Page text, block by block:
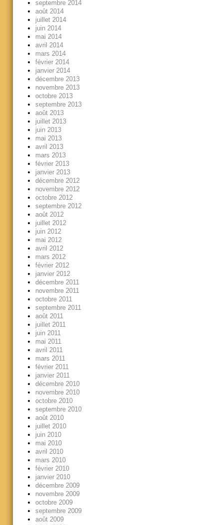
septembre 2014
août 2014
juillet 2014
juin 2014
mai 2014
avril 2014
mars 2014
février 2014
janvier 2014
décembre 2013
novembre 2013
octobre 2013
septembre 2013
août 2013
juillet 2013
juin 2013
mai 2013
avril 2013
mars 2013
février 2013
janvier 2013
décembre 2012
novembre 2012
octobre 2012
septembre 2012
août 2012
juillet 2012
juin 2012
mai 2012
avril 2012
mars 2012
février 2012
janvier 2012
décembre 2011
novembre 2011
octobre 2011
septembre 2011
août 2011
juillet 2011
juin 2011
mai 2011
avril 2011
mars 2011
février 2011
janvier 2011
décembre 2010
novembre 2010
octobre 2010
septembre 2010
août 2010
juillet 2010
juin 2010
mai 2010
avril 2010
mars 2010
février 2010
janvier 2010
décembre 2009
novembre 2009
octobre 2009
septembre 2009
août 2009